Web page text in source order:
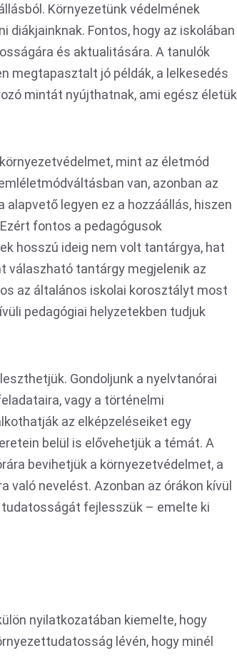
Környezetünk védelmének
Fontos, hogy az iskolában
és aktualitására. A tanulók
megtapasztalt jó példák, a lelkesedés
mintát nyújthatnak, ami egész életük
mint az életmód
van, azonban az
legyen ez a hozzáállás, hiszen
fontos a pedagógusok
hosszú ideig nem volt tantárgya, hat
válaszható tantárgy megjelenik az
az általános iskolai korosztályt most
pedagógiai helyzetekben tudjuk
Gondoljunk a nyelvtanórai
vagy a történelmi
az elképzeléseiket egy
belül is elővehetjük a témát. A
bevihetjük a környezetvédelmet, a
nevelést. Azonban az órákon kívül
tudatosságát fejlesszük – emelte ki
nyilatkozatában kiemelte, hogy
lévén, hogy minél